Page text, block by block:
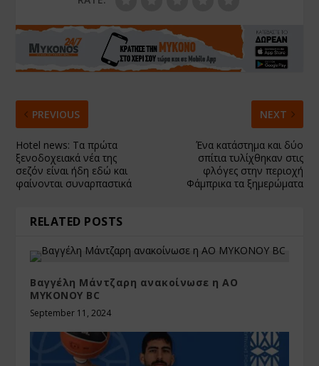
PREVIOUS
Hotel news: Τα πρώτα
ξενοδοχειακά νέα της
σεζόν είναι ήδη εδώ και
φαίνονται συναρπαστικά
NEXT
Ένα κατάστημα και δύο
σπίτια τυλίχθηκαν στις
φλόγες στην περιοχή
Φάμπρικα τα ξημερώματα
RELATED POSTS
Βαγγέλη Μάντζαρη ανακοίνωσε η ΑΟ
ΜΥΚΟΝΟΥ BC
September 11, 2024